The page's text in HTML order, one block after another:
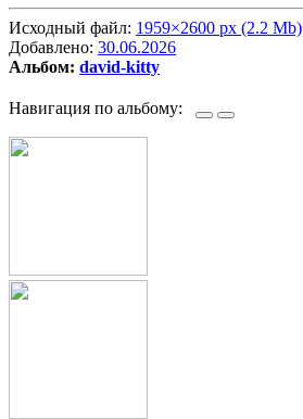
Исходный файл: 1959×2600 px (2.2 Mb)
Добавлено: 30.06.2026
Альбом: david-kitty
Навигация по альбому: